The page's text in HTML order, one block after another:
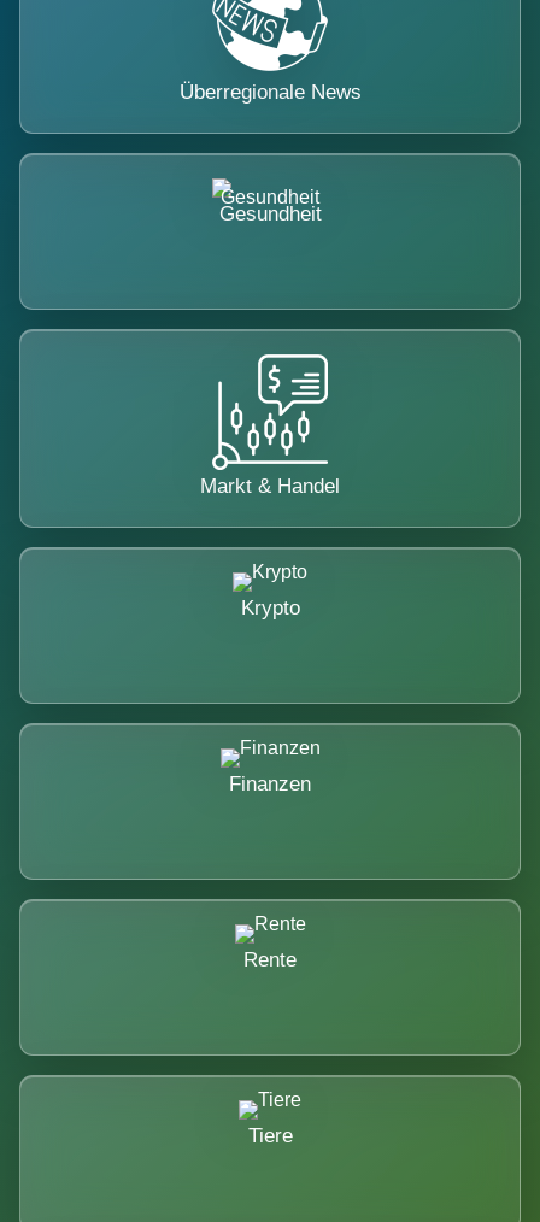
Überregionale News
Gesundheit
Markt & Handel
Krypto
Finanzen
Rente
Tiere